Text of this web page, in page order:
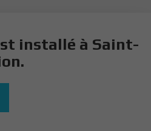
installé à Saint-